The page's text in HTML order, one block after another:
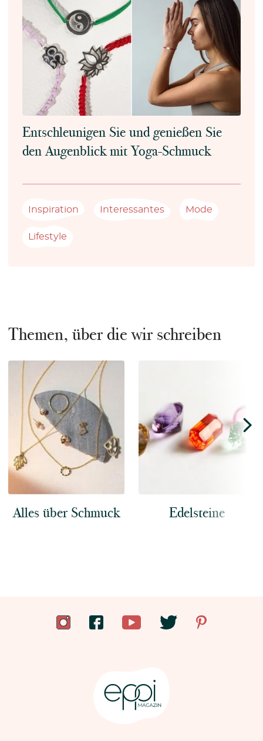
Entschleunigen Sie und genießen Sie
den Augenblick mit Yoga-Schmuck
Inspiration Interessantes Mode
Lifestyle
Themen, über die wir schreiben
Alles über Schmuck Edelsteine